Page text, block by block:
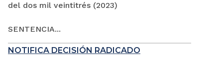
del dos mil veintitrés (2023)
SENTENCIA...
NOTIFICA DECISIÓN RADICADO